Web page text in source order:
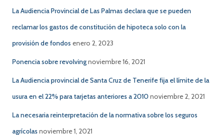
La Audiencia Provincial de Las Palmas declara que se pueden
reclamar los gastos de constitución de hipoteca solo con la
provisión de fondos enero 2, 2023
Ponencia sobre revolvingnoviembre 16, 2021
La Audiencia provincial de Santa Cruz de Tenerife fija el límite de la
usura en el 22% para tarjetas anteriores a 2010 noviembre 2, 2021
La necesaria reinterpretación de la normativa sobre los seguros
agrícolas noviembre 1, 2021